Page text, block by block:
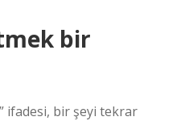
bir
ifadesi, bir şeyi tekrar